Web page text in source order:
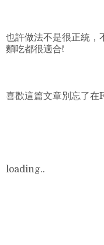
也許做法不是很正統，
麵吃都很適合!
喜歡這篇文章別忘了在
loading..